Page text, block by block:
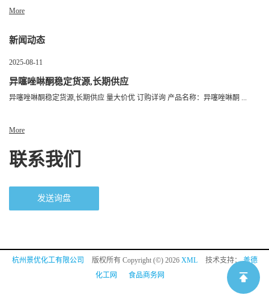
More
新闻动态
2025-08-11
异噻唑啉酮稳定货源,长期供应
异噻唑啉酮稳定货源,长期供应 量大价优 订购详询 产品名称：异噻唑啉酮 ...
More
联系我们
发送询盘
杭州景优化工有限公司 版权所有 Copyright (©) 2026 XML 技术支持：盖德
化工网
食品商务网